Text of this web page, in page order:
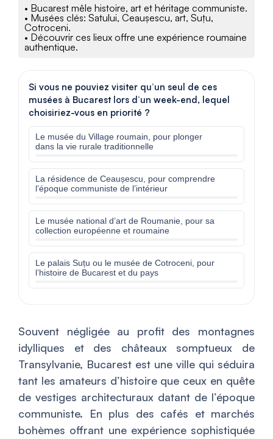
• Bucarest mêle histoire, art et héritage communiste.
• Musées clés: Satului, Ceaușescu, art, Suțu,
Cotroceni.
• Découvrir ces lieux offre une expérience roumaine
authentique.
Si vous ne pouviez visiter qu’un seul de ces
musées à Bucarest lors d’un week-end, lequel
choisiriez-vous en priorité ?
Le musée du Village roumain, pour plonger
dans la vie rurale traditionnelle
La résidence de Ceaușescu, pour comprendre
l’époque communiste de l’intérieur
Le musée national d’art de Roumanie, pour sa
collection européenne et roumaine
Le palais Suțu ou le musée de Cotroceni, pour
l’histoire de Bucarest et du pays
Souvent négligée au profit des montagnes
idylliques et des châteaux somptueux de
Transylvanie, Bucarest est une ville qui séduira
tant les amateurs d’histoire que ceux en quête
de vestiges architecturaux datant de l’époque
communiste. En plus des cafés et marchés
bohèmes offrant une expérience sophistiquée